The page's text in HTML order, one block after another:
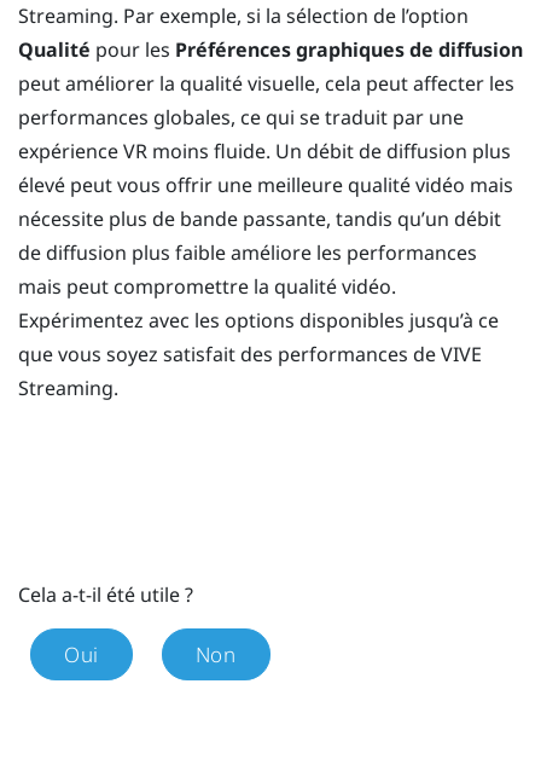
Streaming. Par exemple, si la sélection de l’option
Qualité pour les Préférences graphiques de diffusion
peut améliorer la qualité visuelle, cela peut affecter les
performances globales, ce qui se traduit par une
expérience VR moins fluide. Un débit de diffusion plus
élevé peut vous offrir une meilleure qualité vidéo mais
nécessite plus de bande passante, tandis qu’un débit
de diffusion plus faible améliore les performances
mais peut compromettre la qualité vidéo.
Expérimentez avec les options disponibles jusqu’à ce
que vous soyez satisfait des performances deVIVE
Streaming.
Cela a-t-il été utile ?
Oui Non